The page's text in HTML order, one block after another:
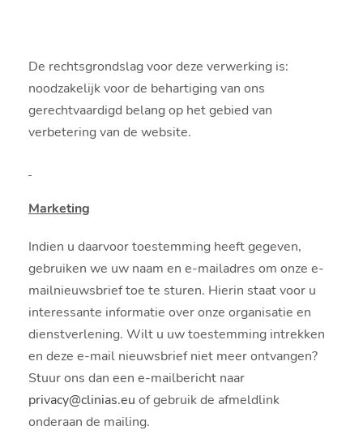
De rechtsgrondslag voor deze verwerking is:
noodzakelijk voor de behartiging van ons
gerechtvaardigd belang op het gebied van
verbetering van de website.
Marketing
Indien u daarvoor toestemming heeft gegeven,
gebruiken we uw naam en e-mailadres om onze e-
mailnieuwsbrief toe te sturen. Hierin staat voor u
interessante informatie over onze organisatie en
dienstverlening. Wilt u uw toestemming intrekken
en deze e-mail nieuwsbrief niet meer ontvangen?
Stuur ons dan een e-mailbericht naar
privacy@clinias.eu of gebruik de afmeldlink
onderaan de mailing.